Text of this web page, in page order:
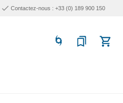
Contactez-nous : +33 (0) 189 900 150